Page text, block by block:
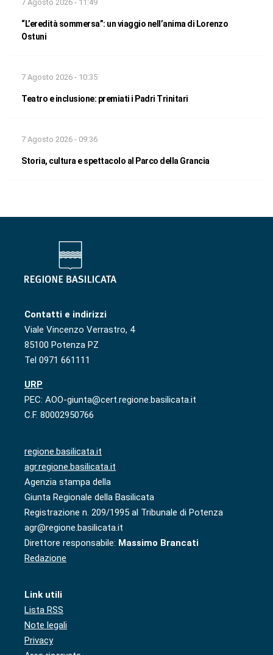
7 Agosto 2026 - 11:49
“L’eredità sommersa”: un viaggio nell’anima di Lorenzo
Ostuni
7 Agosto 2026 - 10:35
Teatro e inclusione: premiati i Padri Trinitari
7 Agosto 2026 - 09:36
Storia, cultura e spettacolo al Parco della Grancia
Contatti e indirizzi
Viale Vincenzo Verrastro, 4
85100 Potenza PZ
Tel 0971 661111
URP
PEC: AOO-giunta@cert.regione.basilicata.it
C.F. 80002950766
regione.basilicata.it
agr.regione.basilicata.it
Agenzia stampa della
Giunta Regionale della Basilicata
Registrazione n. 209/1995 al Tribunale di Potenza
agr@regione.basilicata.it
Direttore responsabile: Massimo Brancati
Redazione
Link utili
Lista RSS
Note legali
Privacy